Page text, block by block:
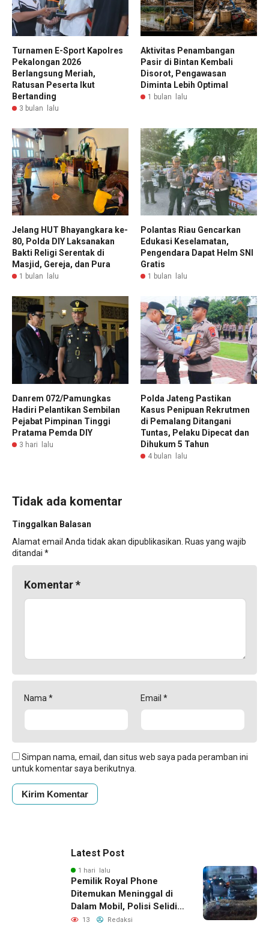
Turnamen E-Sport Kapolres
Pekalongan 2026
Berlangsung Meriah,
Ratusan Peserta Ikut
Bertanding
3 bulan lalu
Aktivitas Penambangan
Pasir di Bintan Kembali
Disorot, Pengawasan
Diminta Lebih Optimal
1 bulan lalu
Jelang HUT Bhayangkara ke-
80, Polda DIY Laksanakan
Bakti Religi Serentak di
Masjid, Gereja, dan Pura
1 bulan lalu
Polantas Riau Gencarkan
Edukasi Keselamatan,
Pengendara Dapat Helm SNI
Gratis
1 bulan lalu
Danrem 072/Pamungkas
Hadiri Pelantikan Sembilan
Pejabat Pimpinan Tinggi
Pratama Pemda DIY
3 hari lalu
Polda Jateng Pastikan
Kasus Penipuan Rekrutmen
di Pemalang Ditangani
Tuntas, Pelaku Dipecat dan
Dihukum 5 Tahun
4 bulan lalu
Tidak ada komentar
Tinggalkan Balasan
Alamat email Anda tidak akan dipublikasikan. Ruas yang wajib
ditandai *
Komentar*
Nama * Email *
Simpan nama, email, dan situs web saya pada peramban ini
untuk komentar saya berikutnya.
Latest Post
1 hari lalu
Pemilik Royal Phone
Ditemukan Meninggal di
Dalam Mobil, Polisi Selidiki
Dugaan Keterkaitan
13 Redaksi